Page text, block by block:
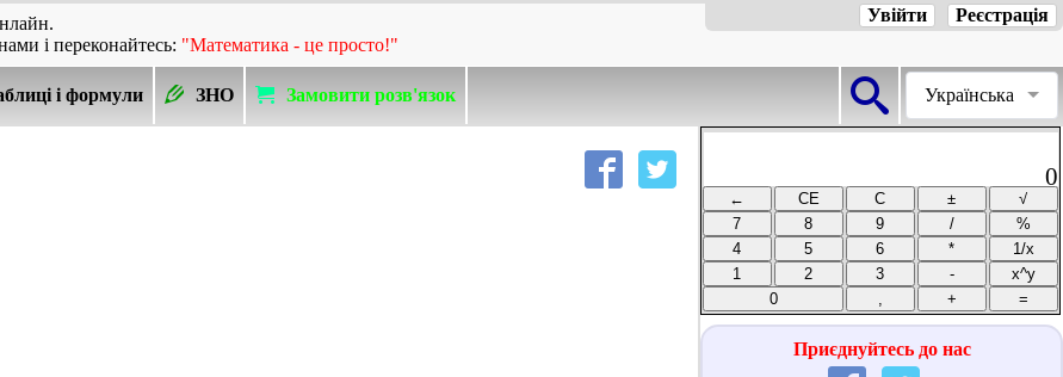
і переконайтесь: "Математика - це просто!"
Реєстрація
Увійти
Українська
і формули ЗНО Замовити розв'язок
0
Приєднуйтесь до нас